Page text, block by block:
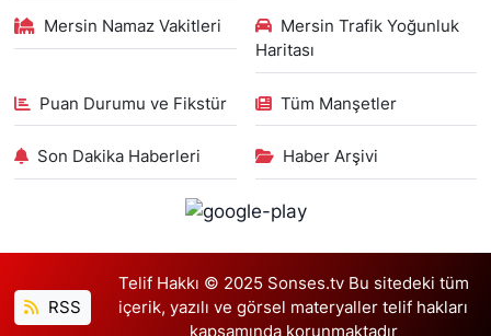
Mersin Namaz Vakitleri
Mersin Trafik Yoğunluk
Haritası
Puan Durumu ve Fikstür Tüm Manşetler
Son Dakika Haberleri Haber Arşivi
RSS
Telif Hakkı © 2025 Sonses.tv Bu sitedeki tüm
içerik, yazılı ve görsel materyaller telif hakları
kapsamında korunmaktadır